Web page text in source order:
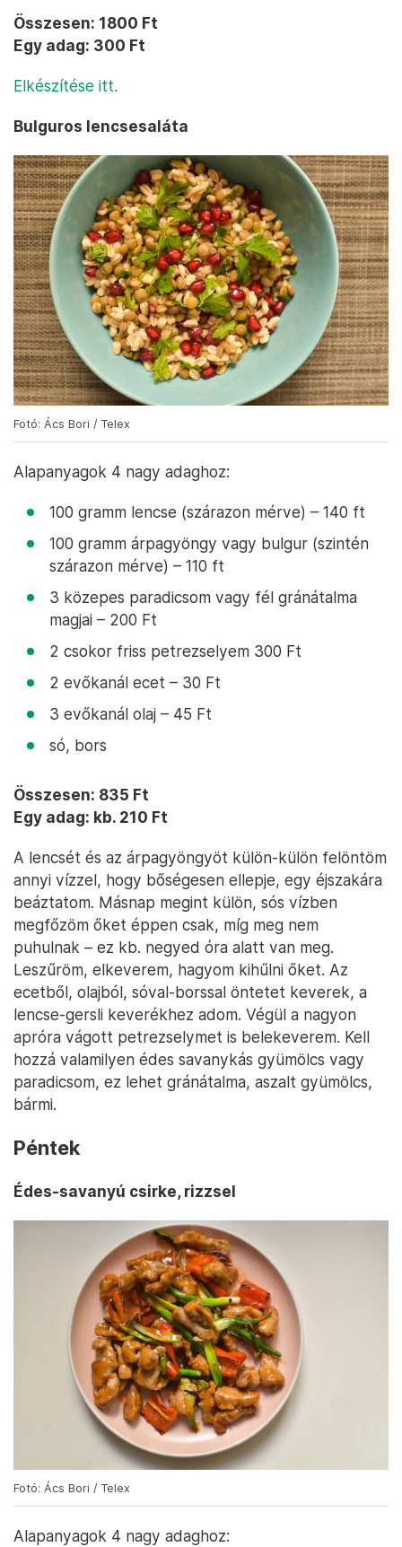
Összesen: 1800 Ft
Egy adag: 300 Ft
Elkészítése itt.
Bulguros lencsesaláta
Fotó: Ács Bori / Telex
Alapanyagok 4 nagy adaghoz:
100 gramm lencse (szárazon mérve) – 140 ft
100 gramm árpagyöngy vagy bulgur (szintén
szárazon mérve) – 110 ft
3 közepes paradicsom vagy fél gránátalma
magjai – 200 Ft
2 csokor friss petrezselyem 300 Ft
2 evőkanál ecet – 30 Ft
3 evőkanál olaj – 45 Ft
só, bors
Összesen: 835 Ft
Egy adag: kb. 210 Ft
A lencsét és az árpagyöngyöt külön-külön felöntöm
annyi vízzel, hogy bőségesen ellepje, egy éjszakára
beáztatom. Másnap megint külön, sós vízben
megfőzöm őket éppen csak, míg meg nem
puhulnak – ez kb. negyed óra alatt van meg.
Leszűröm, elkeverem, hagyom kihűlni őket. Az
ecetből, olajból, sóval-borssal öntetet keverek, a
lencse-gersli keverékhez adom. Végül a nagyon
apróra vágott petrezselymet is belekeverem. Kell
hozzá valamilyen édes savanykás gyümölcs vagy
paradicsom, ez lehet gránátalma, aszalt gyümölcs,
bármi.
Péntek
Édes-savanyú csirke, rizzsel
Fotó: Ács Bori / Telex
Alapanyagok 4 nagy adaghoz: